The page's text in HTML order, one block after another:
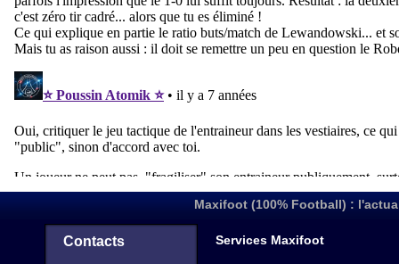
Maxifoot (100% Football) :
Contacts Services Maxifoot